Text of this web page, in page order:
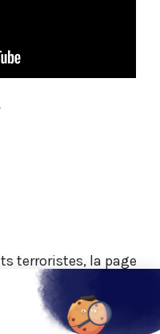
terroristes, la page
de Belgique, le